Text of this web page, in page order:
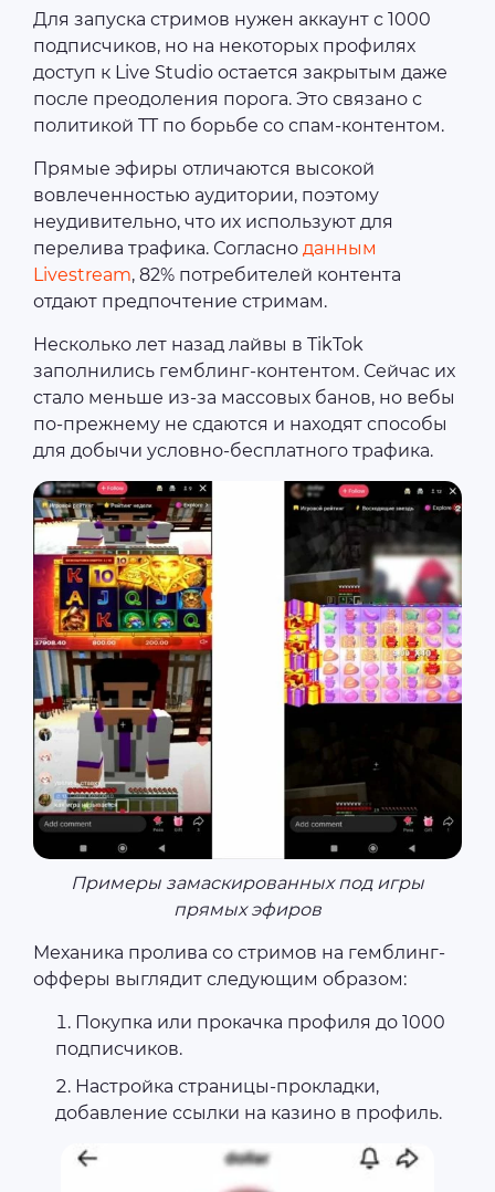
Для запуска стримов нужен аккаунт с 1000
подписчиков, но на некоторых профилях
доступ к Live Studio остается закрытым даже
после преодоления порога. Это связано с
политикой TT по борьбе со спам-контентом.
Прямые эфиры отличаются высокой
вовлеченностью аудитории, поэтому
неудивительно, что их используют для
перелива трафика. Согласно данным
Livestream, 82% потребителей контента
отдают предпочтение стримам.
Несколько лет назад лайвы в TikTok
заполнились гемблинг-контентом. Сейчас их
стало меньше из-за массовых банов, но вебы
по-прежнему не сдаются и находят способы
для добычи условно-бесплатного трафика.
Примеры замаскированных под игры
прямых эфиров
Механика пролива со стримов на гемблинг-
офферы выглядит следующим образом:
Покупка или прокачка профиля до 1000
подписчиков.
Настройка страницы-прокладки,
добавление ссылки на казино в профиль.